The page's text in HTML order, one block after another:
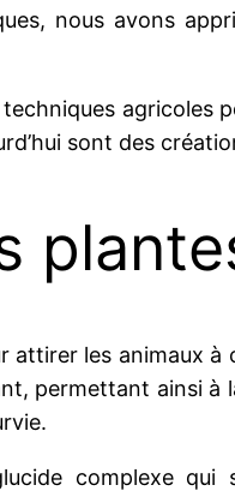
nous avons
agricoles
sont des
les animaux à
permettant ainsi
complexe